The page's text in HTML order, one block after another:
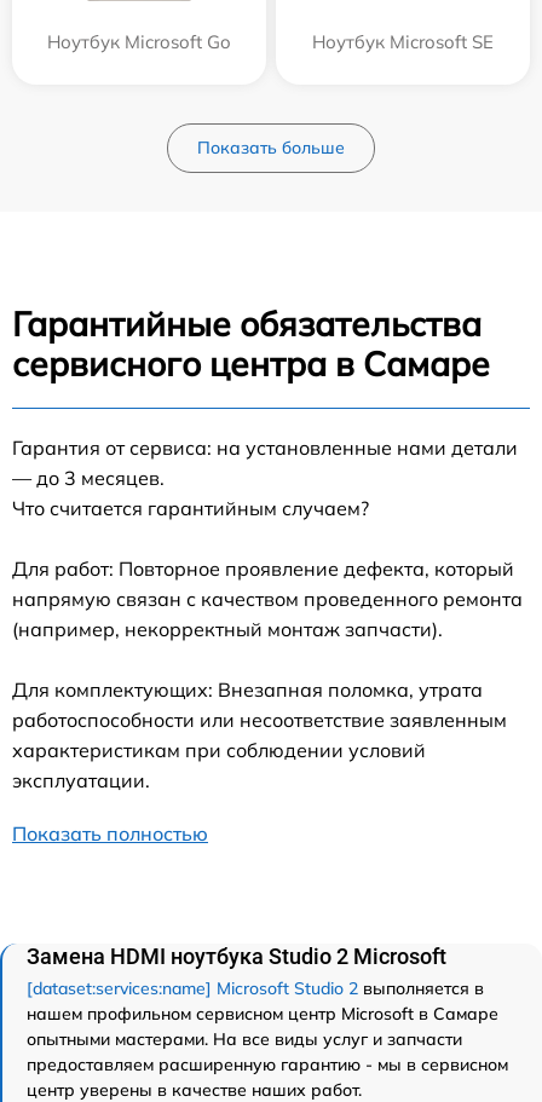
Ноутбук Microsoft Go Ноутбук Microsoft SE
Показать больше
Гарантийные обязательства
сервисного центра в Самаре
Гарантия от сервиса: на установленные нами детали
— до 3 месяцев.
Что считается гарантийным случаем?
Для работ: Повторное проявление дефекта, который
напрямую связан с качеством проведенного ремонта
(например, некорректный монтаж запчасти).
Для комплектующих: Внезапная поломка, утрата
работоспособности или несоответствие заявленным
характеристикам при соблюдении условий
эксплуатации.
Показать полностью
Замена HDMI ноутбука Studio 2 Microsoft
[dataset:services:name] Microsoft Studio 2 выполняется в
нашем профильном сервисном центр Microsoft в Самаре
опытными мастерами. На все виды услуг и запчасти
предоставляем расширенную гарантию - мы в сервисном
центр уверены в качестве наших работ.